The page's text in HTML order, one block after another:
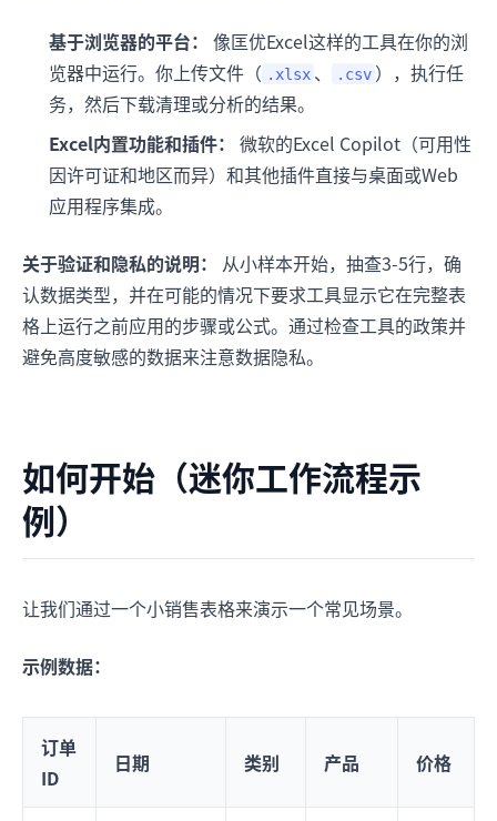
基于浏览器的平台： 像匡优Excel这样的工具在你的浏
览器中运行。你上传文件（ .xlsx 、 .csv ），执行任
务，然后下载清理或分析的结果。
Excel内置功能和插件： 微软的Excel Copilot（可用性
因许可证和地区而异）和其他插件直接与桌面或Web
应用程序集成。
关于验证和隐私的说明：
从小样本开始，抽查3-5行，确
认数据类型，并在可能的情况下要求工具显示它在完整表
格上运行之前应用的步骤或公式。通过检查工具的政策并
避免高度敏感的数据来注意数据隐私。
如何开始（迷你工作流程示
例）
让我们通过一个小销售表格来演示一个常见场景。
示例数据：
订单
ID
日期 类别 产品 价格